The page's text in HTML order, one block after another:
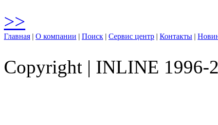
>>
Главная | О компании | Поиск | Сервис центр | Контакты |
Copyright | INLINE 1996-